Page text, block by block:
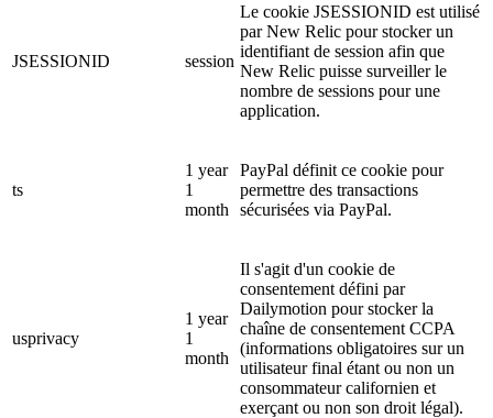
JSESSIONID session
Le cookie JSESSIONID est utilisé
par New Relic pour stocker un
identifiant de session afin que
New Relic puisse surveiller le
nombre de sessions pour une
application.
ts
1 year
1
month
PayPal définit ce cookie pour
permettre des transactions
sécurisées via PayPal.
usprivacy
1 year
1
month
Il s'agit d'un cookie de
consentement défini par
Dailymotion pour stocker la
chaîne de consentement CCPA
(informations obligatoires sur un
utilisateur final étant ou non un
consommateur californien et
exerçant ou non son droit légal).